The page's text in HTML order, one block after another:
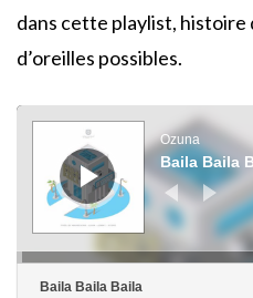
dans cette playlist, histoire
d’oreilles possibles.
Lecteur
audio
Ozuna
Baila Baila
Baila Baila Baila